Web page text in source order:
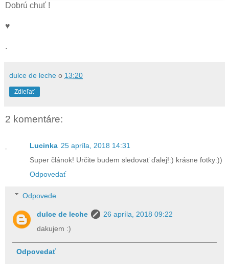
Dobrú chuť !
♥
.
dulce de leche o 13:20
Zdieľať
2 komentáre:
Lucinka 25 apríla, 2018 14:31
Super článok! Určite budem sledovať ďalej!:) krásne fotky:))
Odpovedať
Odpovede
dulce de leche
26 apríla, 2018 09:22
dakujem :)
Odpovedať